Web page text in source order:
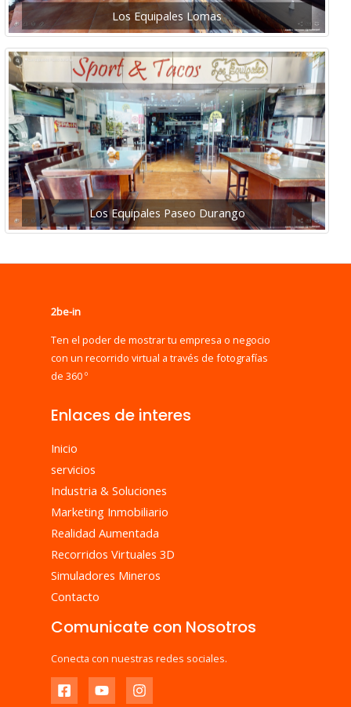
Los Equipales Lomas
Los Equipales Paseo Durango
2be-in
Ten el poder de mostrar tu empresa o negocio
con un recorrido virtual a través de fotografías
de 360 º
Enlaces de interes
Inicio
servicios
Industria & Soluciones
Marketing Inmobiliario
Realidad Aumentada
Recorridos Virtuales 3D
Simuladores Mineros
Contacto
Comunicate con Nosotros
Conecta con nuestras redes sociales.